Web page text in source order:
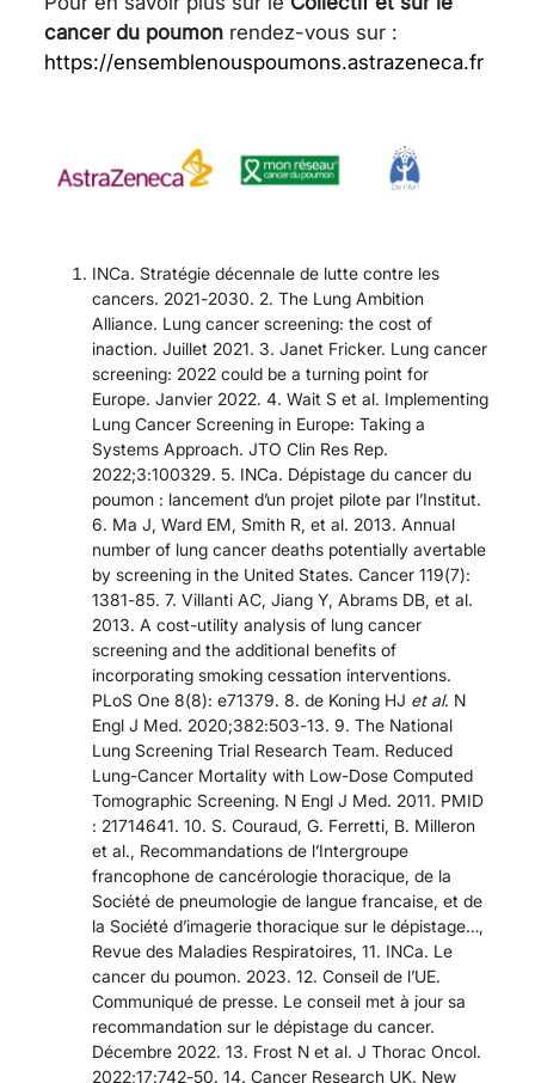
cancer du poumon rendez-vous sur :
https://ensemblenouspoumons.astrazeneca.fr
INCa. Stratégie décennale de lutte contre les
cancers. 2021-2030. 2. The Lung Ambition
Alliance. Lung cancer screening: the cost of
inaction. Juillet 2021. 3. Janet Fricker. Lung cancer
screening: 2022 could be a turning point for
Europe. Janvier 2022. 4. Wait S et al. Implementing
Lung Cancer Screening in Europe: Taking a
Systems Approach. JTO Clin Res Rep.
2022;3:100329. 5. INCa. Dépistage du cancer du
poumon : lancement d’un projet pilote par l’Institut.
6. Ma J, Ward EM, Smith R, et al. 2013. Annual
number of lung cancer deaths potentially avertable
by screening in the United States. Cancer 119(7):
1381-85. 7. Villanti AC, Jiang Y, Abrams DB, et al.
2013. A cost-utility analysis of lung cancer
screening and the additional benefits of
incorporating smoking cessation interventions.
PLoS One 8(8): e71379. 8. de Koning HJ et al. N
Engl J Med. 2020;382:503-13. 9. The National
Lung Screening Trial Research Team. Reduced
Lung-Cancer Mortality with Low-Dose Computed
Tomographic Scree­ning. N Engl J Med. 2011. PMID
: 21714641. 10. S. Couraud, G. Ferretti, B. Milleron
et al., Recommandations de l’Intergroupe
francophone de cancérologie thoracique, de la
Société de pneumologie de langue francaise, et de
la Société d’imagerie thora­cique sur le dépistage…,
Revue des Maladies Respiratoires, 11. INCa. Le
cancer du poumon. 2023. 12. Conseil de l’UE.
Communiqué de presse. Le conseil met à jour sa
recommandation sur le dépistage du cancer.
Décembre 2022. 13. Frost N et al. J Thorac Oncol.
2022;17:742-50. 14. Cancer Research UK. New